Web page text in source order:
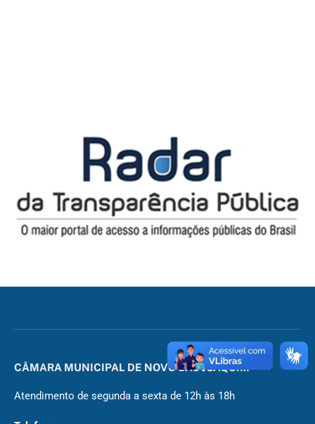
CÂMARA MUNICIPAL DE NOVO SÃO JOAQUIM
Atendimento de segunda a sexta de 12h às 18h